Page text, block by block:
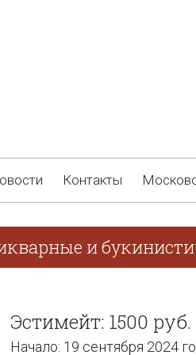
Контакты
и
Эстимейт: 1500 руб.
Начало: 19 сентября 2024